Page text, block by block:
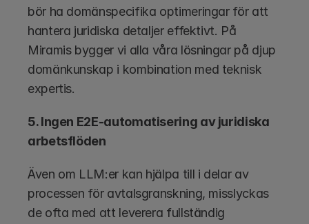
bör ha domänspecifika optimeringar för att
hantera juridiska detaljer effektivt. På
Miramis bygger vi alla våra lösningar på djup
domänkunskap i kombination med teknisk
expertis.
5. Ingen E2E-automatisering av juridiska
arbetsflöden
Även om LLM:er kan hjälpa till i delar av
processen för avtalsgranskning, misslyckas
de ofta med att leverera fullständig